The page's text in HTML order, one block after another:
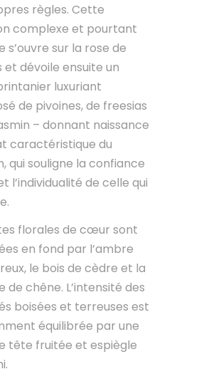
règles. Cette
complexe et pourtant
s’ouvre sur la rose de
et dévoile ensuite un
luxuriant
de pivoines, de freesias
– donnant naissance
caractéristique du
qui souligne la confiance
l’individualité de celle qui
florales de cœur sont
en fond par l’ambre
le bois de cèdre et la
de chêne. L’intensité des
boisées et terreuses est
équilibrée par une
tête fruitée et espiègle